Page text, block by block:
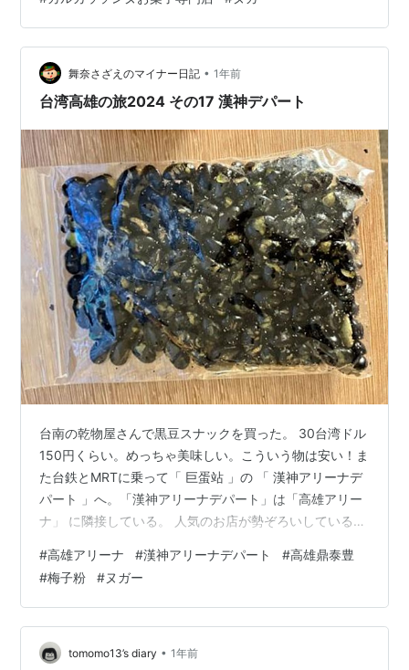
いたのが、公妃カルカスであった。攻囲が六年目に入っ
たとき、シテの内側では兵糧も水もなくなりかけてい
た…
舞奈さざえのマイナー日記 • 1年前
台湾高雄の旅2024 その17 漢神デパート
台南の乾物屋さんで黒豆スナックを買った。 30台湾ドル
150円くらい。めっちゃ美味しい。こういう物は安い！ま
た台鉄とMRTに乗って「 巨蛋站 」の 「 漢神アリーナデ
パート 」へ。「漢神アリーナデパート」は「高雄アリー
ナ」 に隣接している。 人気のお店が勢ぞろいしているら
私は、すごく昔に台北で行ったけど その時は、予約無し
待ち時間無しだった。 「 1回食べた事あるからイイもん
ねー 」と 負け惜しみ言って 並ぶの諦めた。果物にかけ
て食べる「梅子粉」を 食品売り場で探していたら売り子
さんが ３人でおしゃべりしていたので 私 「 ニーハオ 」
#高雄アリーナ #漢神アリーナデパート #高雄鼎泰豊
#梅子粉 #ヌガー
tomomo13’s diary • 1年前